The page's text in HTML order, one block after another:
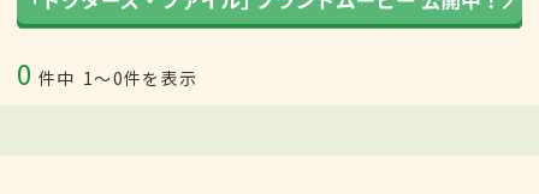
0 件中 1〜0件を表示